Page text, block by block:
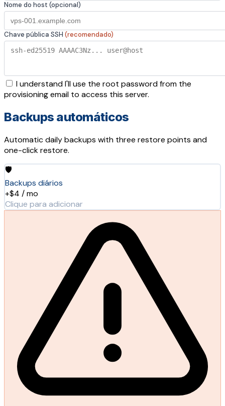
Nome do host (opcional)
Chave pública SSH (recomendado)
I understand I'll use the root password from the
provisioning email to access this server.
Backups automáticos
Automatic daily backups with three restore points and
one-click restore.
🛡️
Backups diários
+$4 / mo
Clique para adicionar